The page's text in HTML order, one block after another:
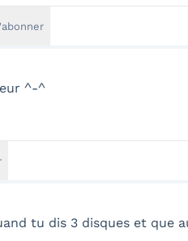
^-^
tu dis 3 disques et que